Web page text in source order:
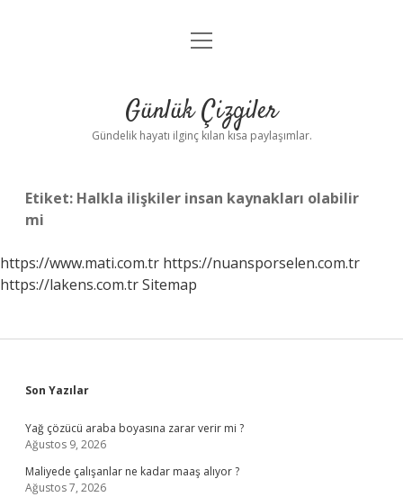
Anasayfa
Yasal Uyarı
menüyü
Günlük Çizgiler
Gündelik hayatı ilginç kılan kısa paylaşımlar.
Etiket: Halkla ilişkiler insan kaynakları olabilir
mi
https://www.mati.com.tr https://nuansporselen.com.tr
https://lakens.com.trSitemap
Sidebar
Son Yazılar
Yağ çözücü araba boyasına zarar verir mi ?
Ağustos 9, 2026
Maliyede çalışanlar ne kadar maaş alıyor ?
Ağustos 7, 2026